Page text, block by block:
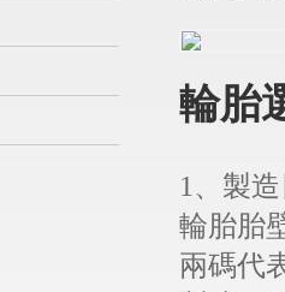
輪胎
1、製
輪胎胎
兩碼代